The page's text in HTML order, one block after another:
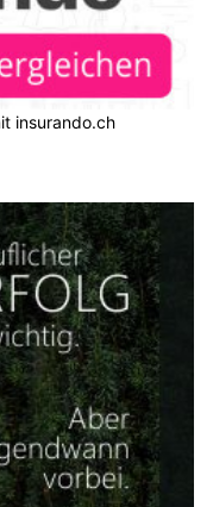
insurando.ch